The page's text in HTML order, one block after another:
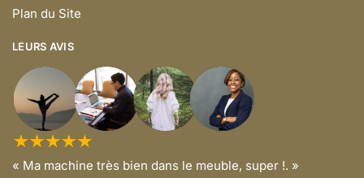
Plan du Site
LEURS AVIS
« Ma machine très bien dans le meuble, super !. »